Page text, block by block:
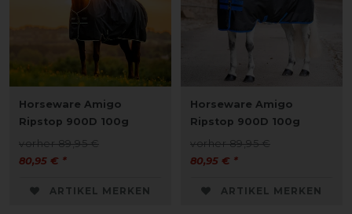
Horseware Amigo
Ripstop 900D 100g
vorher 89,95 €
80,95 € *
ARTIKEL MERKEN
Horseware Amigo
Ripstop 900D 100g
vorher 89,95 €
80,95 € *
ARTIKEL MERKEN